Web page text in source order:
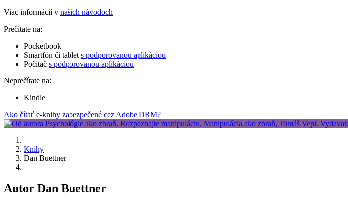
Viac informácií v našich návodoch
Prečítate na:
Pocketbook
Smartfón či tablet s podporovanou aplikáciou
Počítač s podporovanou aplikáciou
Neprečítate na:
Kindle
Ako čítať e-knihy zabezpečené cez Adobe DRM?
Knihy
Dan Buettner
Autor Dan Buettner